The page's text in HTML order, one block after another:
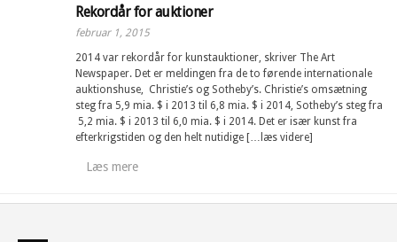
Rekordår for auktioner
februar 1, 2015
2014 var rekordår for kunstauktioner, skriver The Art
Newspaper. Det er meldingen fra de to førende internationale
auktionshuse, Christie’s og Sotheby’s. Christie’s omsætning
steg fra 5,9 mia. $ i 2013 til 6,8 mia. $ i 2014, Sotheby’s steg fra
5,2 mia. $ i 2013 til 6,0 mia. $ i 2014. Det er især kunst fra
efterkrigstiden og den helt nutidige […læs videre]
Læs mere